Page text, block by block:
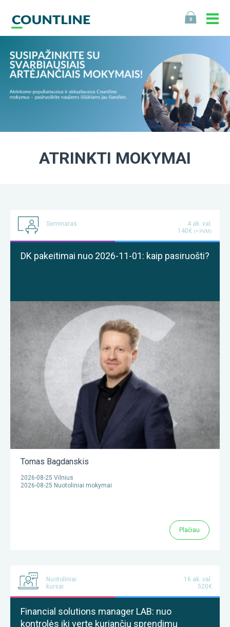
0
ATRINKTI MOKYMAI
Seminaras
4 ak. val.
140€ (+ PVM)
DK pakeitimai nuo 2026-11-01: kaip pasiruošti?
Tomas Bagdanskis
2026-08-25 Vilnius
2026-08-25 Nuotoliniai mokymai
Plačiau
Nuotoliniai
kursai
16 ak. val.
520€
Financial solutions manager LAB: nuo
kontrolės iki vertę kuriančių sprendimų